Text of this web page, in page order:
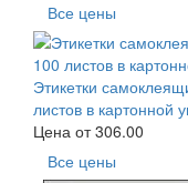
Все цены
Этикетки
листов в картонной
Цена от306.00
Все цены